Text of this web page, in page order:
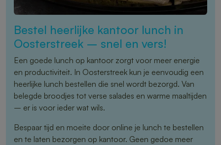
Bestel heerlijke kantoor lunch in
Oosterstreek – snel en vers!
Een goede lunch op kantoor zorgt voor meer energie
en productiviteit. In Oosterstreek kun je eenvoudig een
heerlijke lunch bestellen die snel wordt bezorgd. Van
belegde broodjes tot verse salades en warme maaltijden
– er is voor ieder wat wils.
Bespaar tijd en moeite door online je lunch te bestellen
en te laten bezorgen op kantoor. Geen gedoe meer